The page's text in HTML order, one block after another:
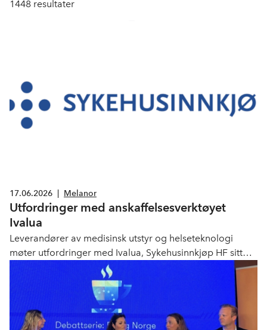
1448 resultater
17.06.2026 Melanor
Utfordringer med anskaffelsesverktøyet
Ivalua
Leverandører av medisinsk utstyr og helseteknologi
møter utfordringer med Ivalua, Sykehusinnkjøp HF sitt
nye anskaffelsesverktøy. Nå har innkjøpsforetaket
oppdatert informasjon på sine nettsider.